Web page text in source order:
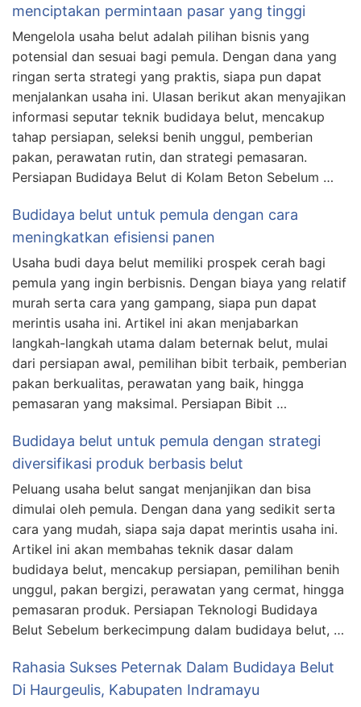
menciptakan permintaan pasar yang tinggi
Mengelola usaha belut adalah pilihan bisnis yang
potensial dan sesuai bagi pemula. Dengan dana yang
ringan serta strategi yang praktis, siapa pun dapat
menjalankan usaha ini. Ulasan berikut akan menyajikan
informasi seputar teknik budidaya belut, mencakup
tahap persiapan, seleksi benih unggul, pemberian
pakan, perawatan rutin, dan strategi pemasaran.
Persiapan Budidaya Belut di Kolam Beton Sebelum …
Budidaya belut untuk pemula dengan cara
meningkatkan efisiensi panen
Usaha budi daya belut memiliki prospek cerah bagi
pemula yang ingin berbisnis. Dengan biaya yang relatif
murah serta cara yang gampang, siapa pun dapat
merintis usaha ini. Artikel ini akan menjabarkan
langkah-langkah utama dalam beternak belut, mulai
dari persiapan awal, pemilihan bibit terbaik, pemberian
pakan berkualitas, perawatan yang baik, hingga
pemasaran yang maksimal. Persiapan Bibit …
Budidaya belut untuk pemula dengan strategi
diversifikasi produk berbasis belut
Peluang usaha belut sangat menjanjikan dan bisa
dimulai oleh pemula. Dengan dana yang sedikit serta
cara yang mudah, siapa saja dapat merintis usaha ini.
Artikel ini akan membahas teknik dasar dalam
budidaya belut, mencakup persiapan, pemilihan benih
unggul, pakan bergizi, perawatan yang cermat, hingga
pemasaran produk. Persiapan Teknologi Budidaya
Belut Sebelum berkecimpung dalam budidaya belut, …
Rahasia Sukses Peternak Dalam Budidaya Belut
Di Haurgeulis, Kabupaten Indramayu